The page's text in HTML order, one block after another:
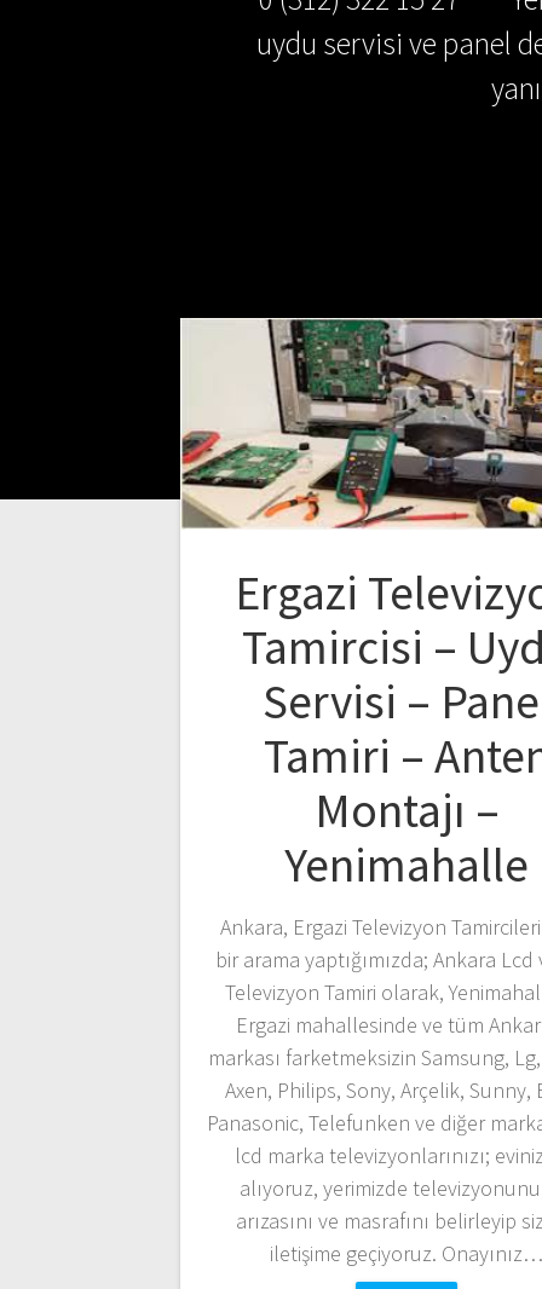
uydu servisi ve panel
Ergazi
Tamircisi –
Servisi –
Tamiri –
Montajı –
Yenimahalle
Ankara, Ergazi Televizyon
bir arama yaptığımızda; Ankara Lcd
Televizyon Tamiri olarak,
Ergazi mahallesinde ve tüm
markası farketmeksizin Samsung,
Axen, Philips, Sony, Arçelik, Sunny,
Panasonic, Telefunken ve diğer
lcd marka televizyonlarınızı;
alıyoruz, yerimizde
arızasını ve masrafını belirleyip
iletişime geçiyoruz. Onayınız…